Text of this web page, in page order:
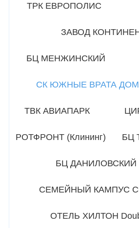
ТРК ЕВРОПОЛИС
ЗАВОД
БЦ МЕНЖИНСКИЙ
СК ЮЖНЫЕ ВРАТА
ТВК АВИАПАРК
РОТФРОНТ (Клининг) БЦ
БЦ ДАНИЛОВСКИЙ
СЕМЕЙНЫЙ КАМПУС
ОТЕЛЬ ХИЛТОН